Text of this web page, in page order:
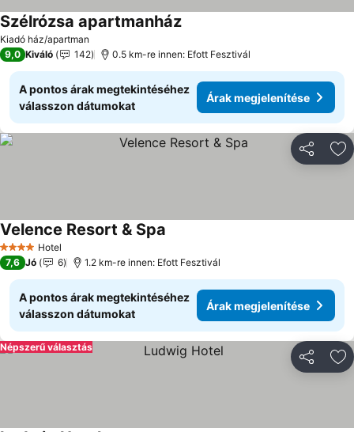
Kiadó ház/apartman
Szélrózsa apartmanház
9,0 Kiváló 142 0.5 km-re innen: Efott Fesztivál
A pontos árak megtekintéséhez
válasszon dátumokat
Árak megjelenítése
4 KategóriaHotel
Velence Resort & Spa
7,6 Jó 6 1.2 km-re innen: Efott Fesztivál
A pontos árak megtekintéséhez
válasszon dátumokat
Árak megjelenítése
Népszerű választás